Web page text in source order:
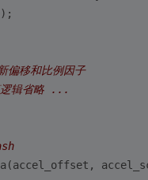
);
移和比例因子
辑省略 ...